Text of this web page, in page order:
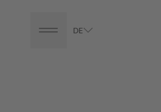
DE